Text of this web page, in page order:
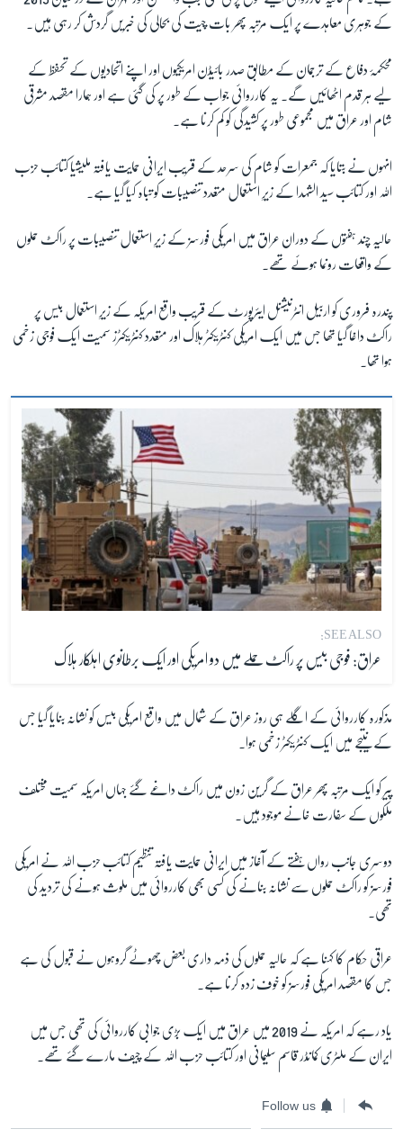
کے جوہری معاہدے پر ایک مرتبہ پھر بات چیت کی بحالی کی خبریں گردش کر رہی ہیں۔
محکمۂ دفاع کے ترجمان کے مطابق صدر بائیڈن امریکیوں اور اپنے اتحادیوں کے تحفظ کے
لیے ہر قدم اٹھائیں گے۔ یہ کارروائی جواب کے طور پر کی گئی ہے اور ہمارا مقصد مشرقی
شام اور عراق میں مجموعی طور پر کشیدگی کو کم کرنا ہے۔
انہوں نے بتایا کہ جمعرات کو شام کی سرحد کے قریب ایرانی حمایت یافتہ ملیشیا کتائب حزب
اللہ اور کتائب سید الشہدا کے زیرِ استعمال متعدد تنصیبات کو تباہ کیا گیا ہے۔
حالیہ چند ہفتوں کے دوران عراق میں امریکی فورسز کے زیرِ استعمال تنصیبات پر راکٹ حملوں
کے واقعات رونما ہوئے تھے۔
پندرہ فروری کو اربیل انٹرنیشنل ایئرپورٹ کے قریب واقع امریکہ کے زیرِ استعمال بیس پر
راکٹ داغا گیا تھا جس میں ایک امریکی کنٹریکٹر ہلاک اور متعدد کنٹریکٹرز سمیت ایک فوجی زخمی
ہوا تھا۔
SEE ALSO:
عراق: فوجی بیس پر راکٹ حملے میں دو امریکی اور ایک برطانوی اہلکار ہلاک
مذکورہ کارروائی کے اگلے ہی روز عراق کے شمال میں واقع امریکی بیس کو نشانہ بنایا گیا جس
کے نتیجے میں ایک کنٹریکٹر زخمی ہوا۔
پیر کو ایک مرتبہ پھر عراق کے گرین زون میں راکٹ داغے گئے جہاں امریکہ سمیت مختلف
ملکوں کے سفارت خانے موجود ہیں۔
دوسری جانب رواں ہفتے کے آغاز میں ایرانی حمایت یافتہ تنظیم کتائب حزب اللہ نے امریکی
فورسز کو راکٹ حملوں سے نشانہ بنانے کی کسی بھی کارروائی میں ملوث ہونے کی تردید کی
تھی۔
عراقی حکام کا کہنا ہے کہ حالیہ حملوں کی ذمہ داری بعض چھوٹے گروہوں نے قبول کی ہے
جس کا مقصد امریکی فورسز کو خوف زدہ کرنا ہے۔
یاد رہے کہ امریکہ نے 2019 میں عراق میں ایک بڑی جوابی کارروائی کی تھی جس میں
ایران کے ملٹری کمانڈر قاسم سلیمانی اور کتائب حزب اللہ کے چیف مارے گئے تھے۔
Follow us